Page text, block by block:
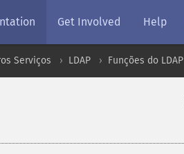
Get Involved Help
Serviços LDAP Funções do LDAP